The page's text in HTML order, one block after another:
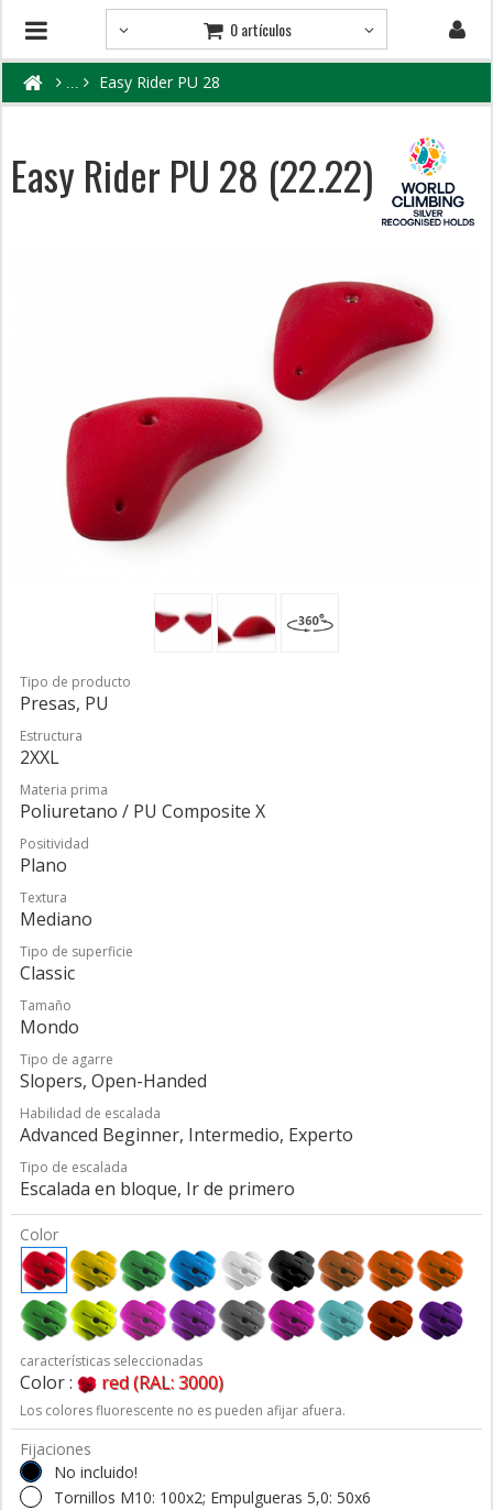
0 artículos
Easy Rider PU 28
Easy Rider PU 28 (22.22)
Tipo de producto
Presas, PU
Estructura
2XXL
Materia prima
Poliuretano / PU Composite X
Positividad
Plano
Textura
Mediano
Tipo de superficie
Classic
Tamaño
Mondo
Tipo de agarre
Slopers, Open-Handed
Habilidad de escalada
Advanced Beginner, Intermedio, Experto
Tipo de escalada
Escalada en bloque, Ir de primero
Color
características seleccionadas
Color : red (RAL: 3000)
Los colores fluorescente no es pueden afijar afuera.
Fijaciones
No incluido!
Tornillos M10: 100x2; Empulgueras 5,0: 50x6